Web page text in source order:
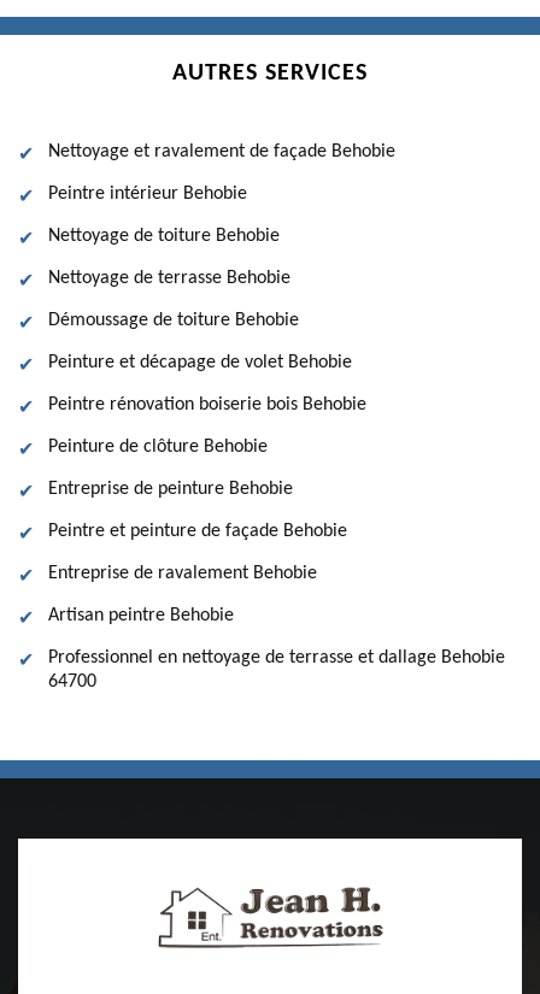
AUTRES SERVICES
Nettoyage et ravalement de façade Behobie
Peintre intérieur Behobie
Nettoyage de toiture Behobie
Nettoyage de terrasse Behobie
Démoussage de toiture Behobie
Peinture et décapage de volet Behobie
Peintre rénovation boiserie bois Behobie
Peinture de clôture Behobie
Entreprise de peinture Behobie
Peintre et peinture de façade Behobie
Entreprise de ravalement Behobie
Artisan peintre Behobie
Professionnel en nettoyage de terrasse et dallage Behobie
64700